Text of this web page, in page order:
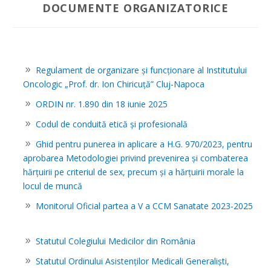
DOCUMENTE ORGANIZATORICE
Regulament de organizare și funcționare al Institutului
Oncologic „Prof. dr. Ion Chiricuță” Cluj-Napoca
ORDIN nr. 1.890 din 18 iunie 2025
Codul de conduită etică și profesională
Ghid pentru punerea in aplicare a H.G. 970/2023, pentru
aprobarea Metodologiei privind prevenirea şi combaterea
hărţuirii pe criteriul de sex, precum şi a hărţuirii morale la
locul de muncă
Monitorul Oficial partea a V a CCM Sanatate 2023-2025
Statutul Colegiului Medicilor din România
Statutul Ordinului Asistenților Medicali Generaliști,